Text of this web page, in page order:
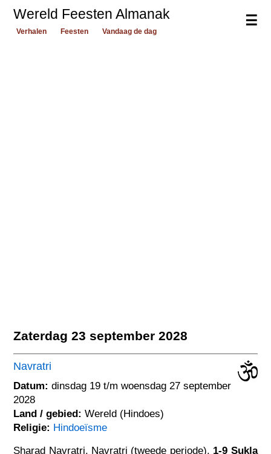
☰
Wereld Feesten Almanak
Verhalen Feesten Vandaag de dag
Zaterdag 23 september 2028
Navratri
Datum: dinsdag 19 t/m woensdag 27 september
2028
Land / gebied: Wereld (Hindoes)
Religie: Hindoeïsme
Sharad Navratri. Navratri (tweede periode). 1-9 Sukla